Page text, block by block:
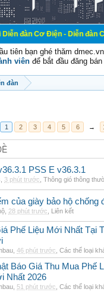
Điện - Diễn đàn Cơ điện là
tiên bạn ghé thăm
viên để bắt đầu đăng
đàn
1 2 3 4 5 6 →
PSS E v36.3.1
3 phút trước Thông gió thông
của giày bảo hộ chống
28 phút trước Liên kết
Phế Liệu Mới Nhất Tại
46 phút trước Các thể loại
Báo Giá Thu Mua Phế
Nhất 2026
51 phút trước Các thể loại